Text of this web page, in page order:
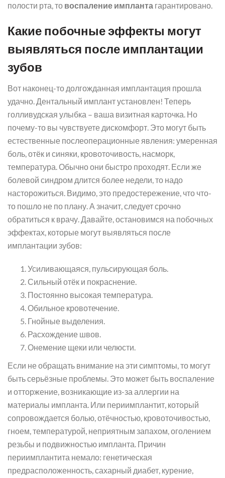
полости рта, то воспаление импланта гарантировано.
Какие побочные эффекты могут
выявляться после имплантации
зубов
Вот наконец-то долгожданная имплантация прошла
удачно. Дентальный имплант установлен! Теперь
голливудская улыбка – ваша визитная карточка. Но
почему-то вы чувствуете дискомфорт. Это могут быть
естественные послеоперационные явления: умеренная
боль, отёк и синяки, кровоточивость, насморк,
температура. Обычно они быстро проходят. Если же
болевой синдром длится более недели, то надо
насторожиться. Видимо, это предостережение, что что-
то пошло не по плану. А значит, следует срочно
обратиться к врачу. Давайте, остановимся на побочных
эффектах, которые могут выявляться после
имплантации зубов:
Усиливающаяся, пульсирующая боль.
Сильный отёк и покраснение.
Постоянно высокая температура.
Обильное кровотечение.
Гнойные выделения.
Расхождение швов.
Онемение щеки или челюсти.
Если не обращать внимание на эти симптомы, то могут
быть серьёзные проблемы. Это может быть воспаление
и отторжение, возникающие из-за аллергии на
материалы импланта. Или периимплантит, который
сопровождается болью, отёчностью, кровоточивостью,
гноем, температурой, неприятным запахом, оголением
резьбы и подвижностью импланта. Причин
периимплантита немало: генетическая
предрасположенность, сахарный диабет, курение,